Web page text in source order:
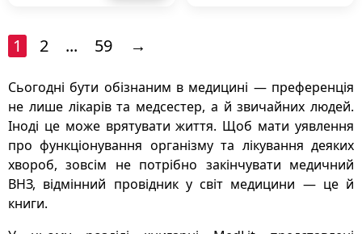
1 2 ... 59 →
Сьогодні бути обізнаним в медицині — преференція
не лише лікарів та медсестер, а й звичайних людей.
Іноді це може врятувати життя. Щоб мати уявлення
про функціонування організму та лікування деяких
хвороб, зовсім не потрібно закінчувати медичний
ВНЗ, відмінний провідник у світ медицини — це й
книги.